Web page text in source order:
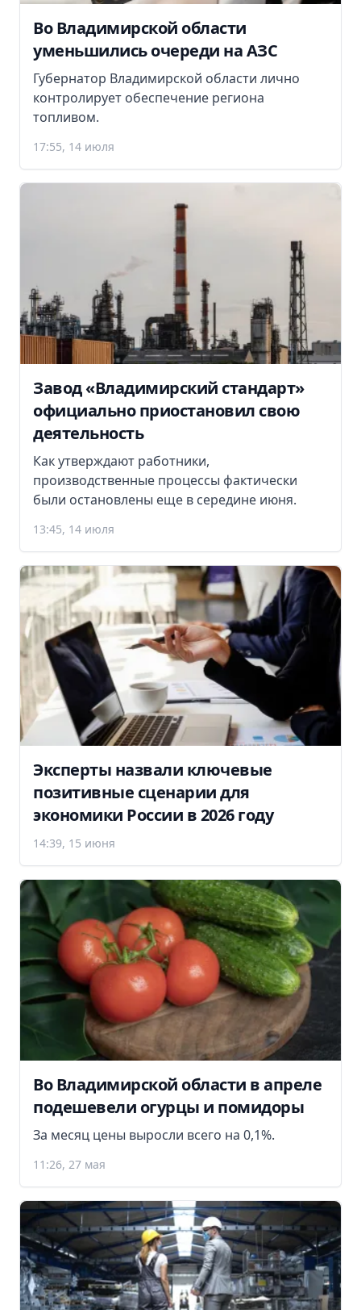
Во Владимирской области
уменьшились очереди на АЗС
Губернатор Владимирской области лично
контролирует обеспечение региона
топливом.
17:55, 14 июля
Завод «Владимирский стандарт»
официально приостановил свою
деятельность
Как утверждают работники,
производственные процессы фактически
были остановлены еще в середине июня.
13:45, 14 июля
Эксперты назвали ключевые
позитивные сценарии для
экономики России в 2026 году
14:39, 15 июня
Во Владимирской области в апреле
подешевели огурцы и помидоры
За месяц цены выросли всего на 0,1%.
11:26, 27 мая